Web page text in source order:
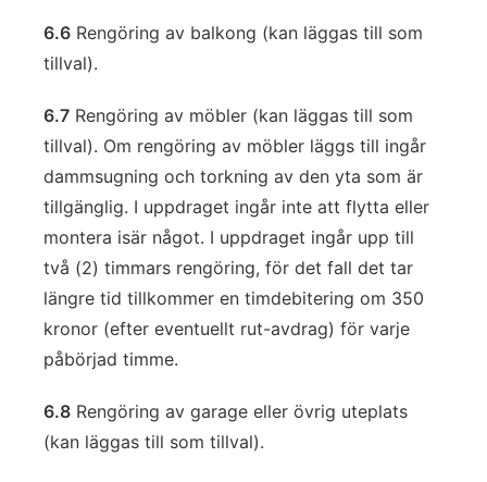
6.6 Rengöring av balkong (kan läggas till som
tillval).
6.7 Rengöring av möbler (kan läggas till som
tillval). Om rengöring av möbler läggs till ingår
dammsugning och torkning av den yta som är
tillgänglig. I uppdraget ingår inte att flytta eller
montera isär något. I uppdraget ingår upp till
två (2) timmars rengöring, för det fall det tar
längre tid tillkommer en timdebitering om 350
kronor (efter eventuellt rut-avdrag) för varje
påbörjad timme.
6.8 Rengöring av garage eller övrig uteplats
(kan läggas till som tillval).